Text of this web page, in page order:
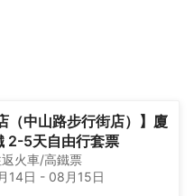
（中山路步行街店）】廈
2-5天自由行套票
火車/高鐵票
14日 - 08月15日